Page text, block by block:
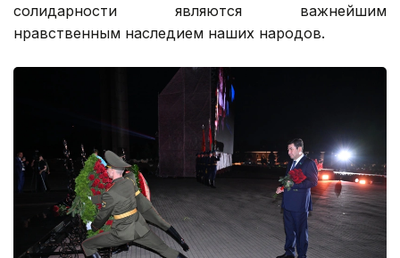
солидарности являются важнейшим
нравственным наследием наших народов.